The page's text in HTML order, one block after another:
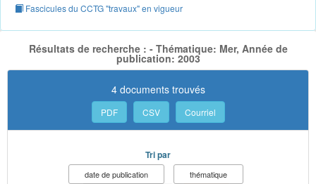
Fascicules du CCTG "travaux" en vigueur
Résultats de recherche : - Thématique: Mer, Année de
publication: 2003
4 documents trouvés
PDF CSV Courriel
Tri par
date de publication
thématique